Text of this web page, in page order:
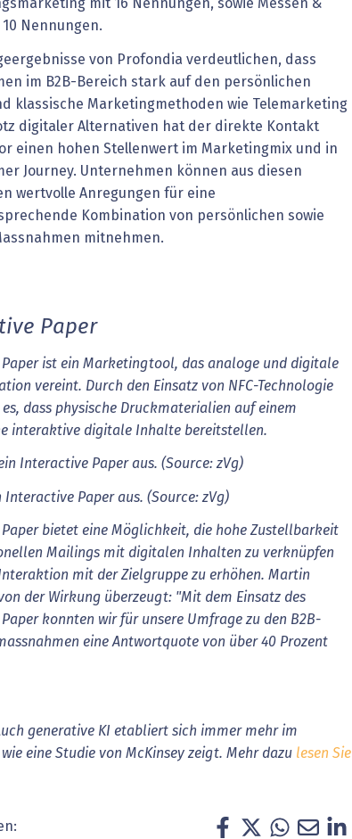
mit 16 Nennungen, sowie Messen &
Nennungen.
von Profondia verdeutlichen, dass
im B2B-Bereich stark auf den persönlichen
klassische Marketingmethoden wie Telemarketing
digitaler Alternativen hat der direkte Kontakt
einen hohen Stellenwert im Marketingmix und in
Journey. Unternehmen können aus diesen
wertvolle Anregungen für eine
Kombination von persönlichen sowie
mitnehmen.
Paper
ist ein Marketingtool, das analoge und digitale
vereint. Durch den Einsatz von NFC-Technologie
dass physische Druckmaterialien auf einem
interaktive digitale Inhalte bereitstellen.
Interactive Paper aus. (Source: zVg)
bietet eine Möglichkeit, die hohe Zustellbarkeit
Mailings mit digitalen Inhalten zu verknüpfen
mit der Zielgruppe zu erhöhen. Martin
der Wirkung überzeugt: "Mit dem Einsatz des
konnten wir für unsere Umfrage zu den B2B-
eine Antwortquote von über 40 Prozent
generative KI etabliert sich immer mehr im
eine Studie von McKinsey zeigt. Mehr dazu lesen Sie